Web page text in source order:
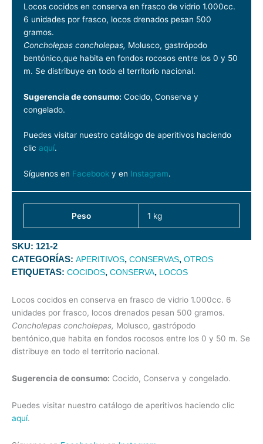
Locos cocidos en conserva en frasco de vidrio 1.000cc.
6 unidades por frasco, locos drenados pesan 500
gramos.
Concholepas concholepas, Molusco, gastrópodo
bentónico,que habita en fondos rocosos entre los 0 y 50
m. Se distribuye en todo el territorio nacional.
Sugerencia de consumo: Cocido, Conserva y
congelado.
Puedes visitar nuestro catálogo de aperitivos haciendo
clic aquí.
Síguenos en Facebook y en Instagram.
Peso 1 kg
SKU: 121-2
CATEGORÍAS: APERITIVOS, CONSERVAS, OTROS
ETIQUETAS: COCIDOS, CONSERVA, LOCOS
Locos cocidos en conserva en frasco de vidrio 1.000cc. 6
unidades por frasco, locos drenados pesan 500 gramos.
Concholepas concholepas, Molusco, gastrópodo
bentónico,que habita en fondos rocosos entre los 0 y 50 m. Se
distribuye en todo el territorio nacional.
Sugerencia de consumo: Cocido, Conserva y congelado.
Puedes visitar nuestro catálogo de aperitivos haciendo clic
aquí.